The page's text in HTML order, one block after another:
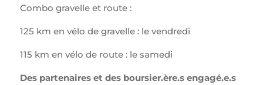
Combo gravelle et route :
125 km en vélo de gravelle : le vendredi
115 km en vélo de route : le samedi
Des partenaires et des boursier.ère.s engagé.e.s